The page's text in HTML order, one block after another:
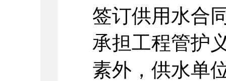
签订供用水合
承担工程管护
素外，供水单